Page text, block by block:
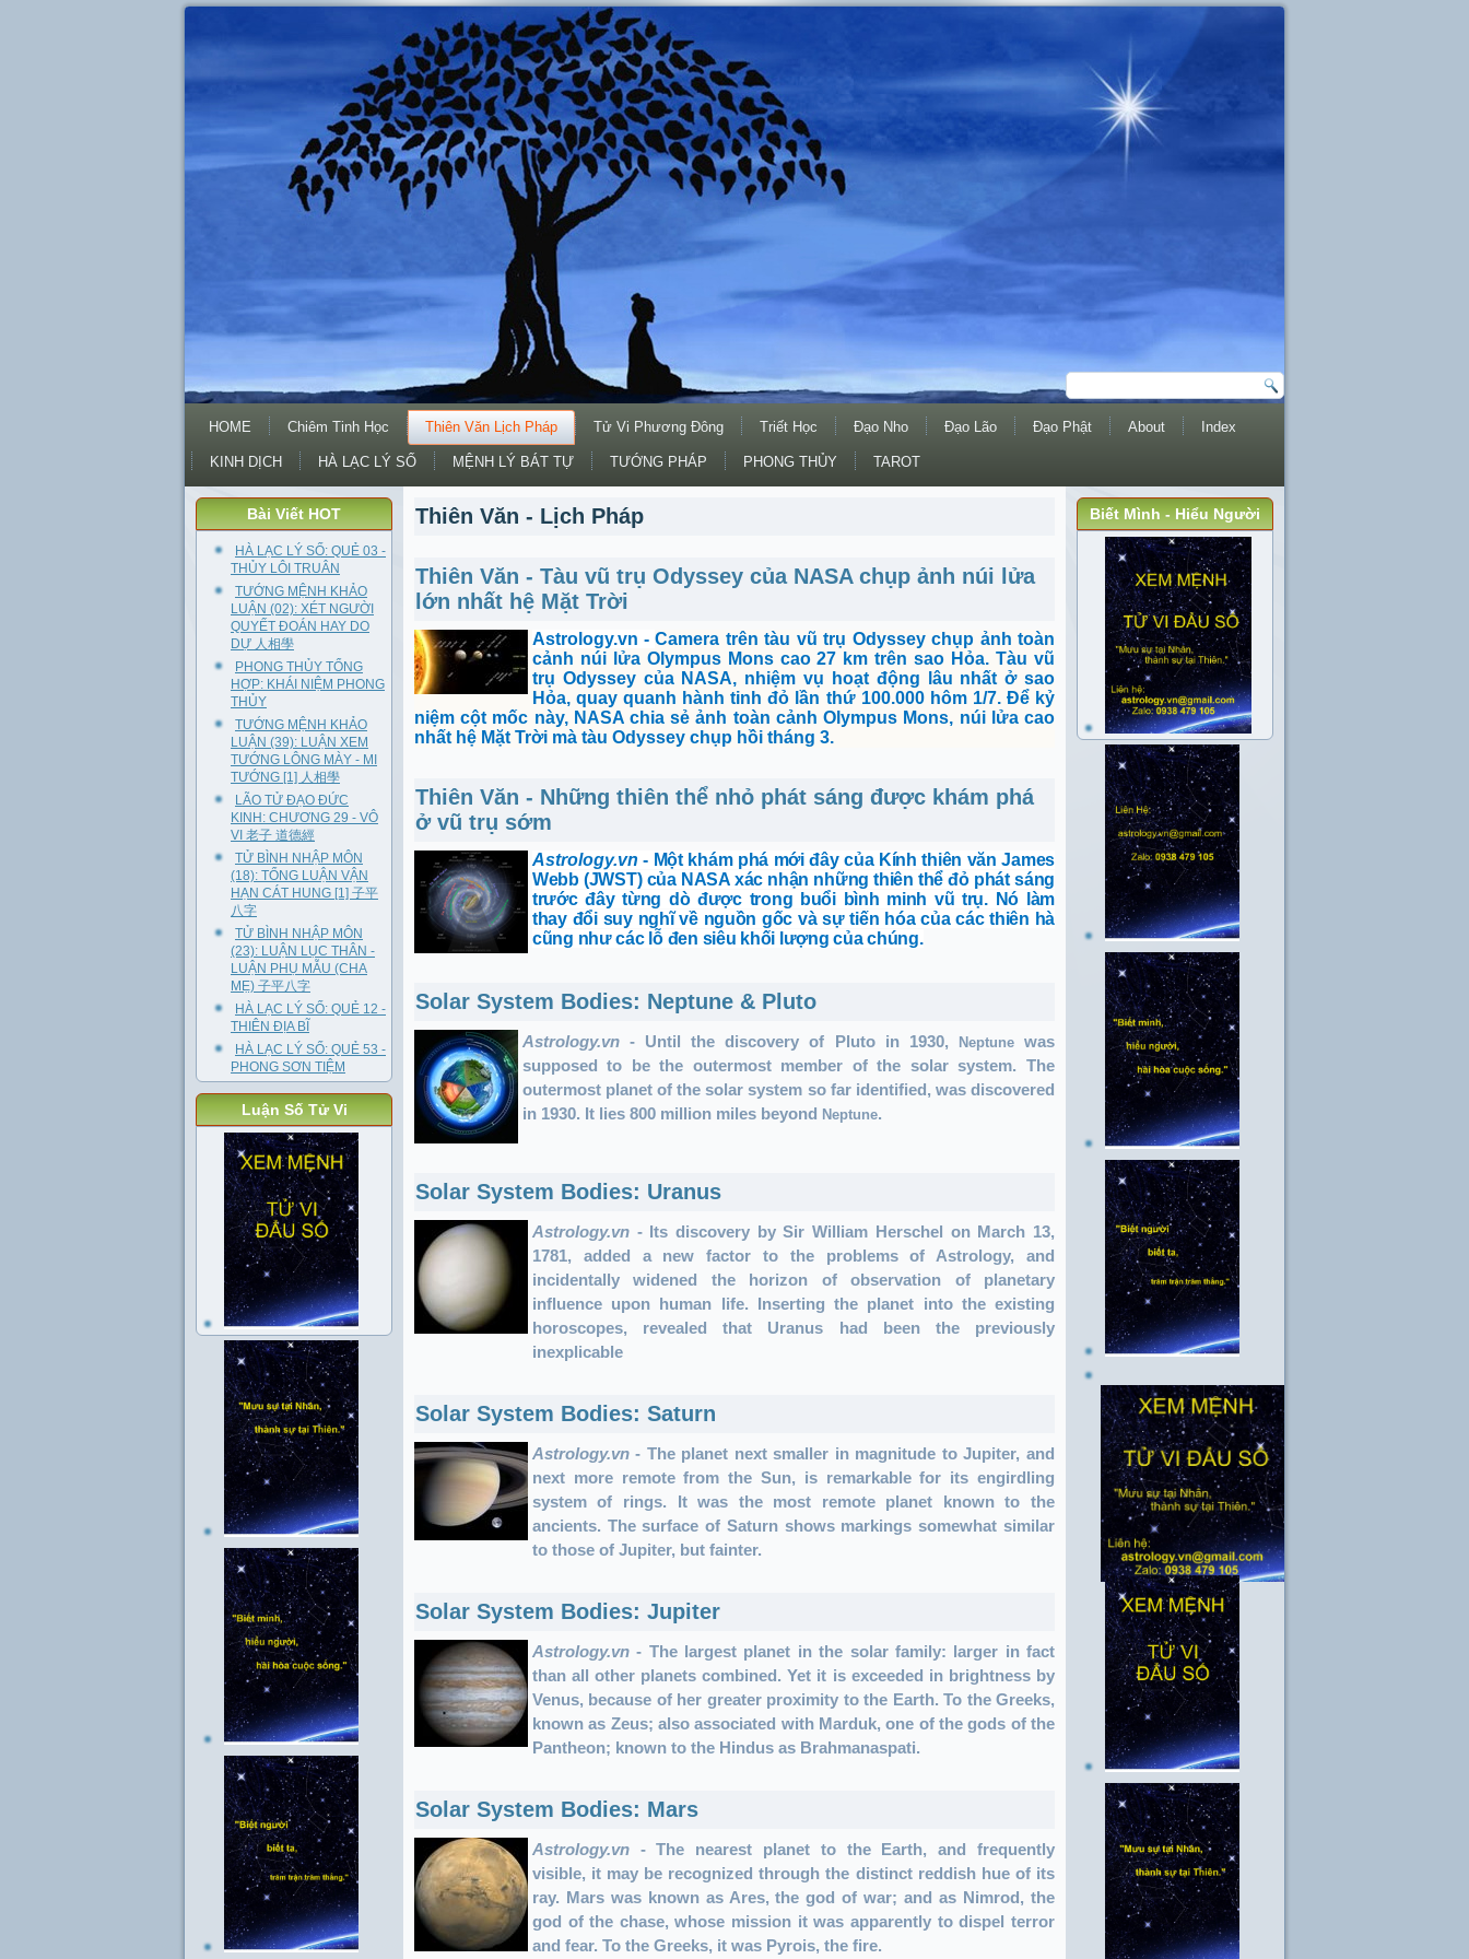
HOME Chiêm Tinh Học Thiên Văn Lịch Pháp Tử Vi Phương Đông Triết Học Đạo Nho Đạo Lão Đạo Phật About Index
KINH DỊCH HÀ LẠC LÝ SỐ MỆNH LÝ BÁT TỰ TƯỚNG PHÁP PHONG THỦY TAROT
Bài Viết HOT
HÀ LẠC LÝ SỐ: QUẺ 03 -
THỦY LÔI TRUÂN
TƯỚNG MỆNH KHẢO
LUẬN (02): XÉT NGƯỜI
QUYẾT ĐOÁN HAY DO
DỰ 人相學
PHONG THỦY TỔNG
HỢP: KHÁI NIỆM PHONG
THỦY
TƯỚNG MỆNH KHẢO
LUẬN (39): LUẬN XEM
TƯỚNG LÔNG MÀY - MI
TƯỚNG [1] 人相學
LÃO TỬ ĐẠO ĐỨC
KINH: CHƯƠNG 29 - VÔ
VI 老子 道德經
TỬ BÌNH NHẬP MÔN
(18): TỔNG LUẬN VẬN
HẠN CÁT HUNG [1] 子平
八字
TỬ BÌNH NHẬP MÔN
(23): LUẬN LỤC THÂN -
LUẬN PHỤ MẪU (CHA
MẸ) 子平八字
HÀ LẠC LÝ SỐ: QUẺ 12 -
THIÊN ĐỊA BĨ
HÀ LẠC LÝ SỐ: QUẺ 53 -
PHONG SƠN TIỆM
Luận Số Tử Vi
Thiên Văn - Lịch Pháp
Thiên Văn - Tàu vũ trụ Odyssey của NASA chụp ảnh núi lửa
lớn nhất hệ Mặt Trời
Astrology.vn -Camera trên tàu vũ trụ Odyssey chụp ảnh toàn
cảnh núi lửa Olympus Mons cao 27 km trên sao Hỏa.Tàu vũ
trụ Odyssey của NASA, nhiệm vụ hoạt động lâu nhất ở sao
Hỏa, quay quanh hành tinh đỏ lần thứ 100.000 hôm 1/7. Để kỷ
niệm cột mốc này, NASA chia sẻ ảnh toàn cảnh Olympus Mons, núi lửa cao
nhất hệ Mặt Trời mà tàu Odyssey chụp hồi tháng 3.
Thiên Văn - Những thiên thể nhỏ phát sáng được khám phá
ở vũ trụ sớm
Astrology.vn - Một khám phá mới đây của Kính thiên văn James
Webb (JWST) của NASA xác nhận những thiên thể đỏ phát sáng
trước đây từng dò được trong buổi bình minh vũ trụ. Nó làm
thay đổi suy nghĩ về nguồn gốc và sự tiến hóa của các thiên hà
cũng như các lỗ đen siêu khối lượng của chúng.
Solar System Bodies: Neptune & Pluto
Astrology.vn- Until the discovery of Pluto in 1930, Neptunewas
supposed to be the outermost member of the solar system. The
outermost planet of the solar system so far identified, was discovered
in 1930. It lies 800 million miles beyond Neptune.
Solar System Bodies: Uranus
Astrology.vn- Its discovery by Sir William Herschel on March 13,
1781, added a new factor to the problems of Astrology, and
incidentally widened the horizon of observation of planetary
influence upon human life. Inserting the planet into the existing
horoscopes, revealed that Uranus had been the previously
inexplicable
Solar System Bodies: Saturn
Astrology.vn- The planet next smaller in magnitude to Jupiter, and
next more remote from the Sun, is remarkable for its engirdling
system of rings. It was the most remote planet known to the
ancients. The surface of Saturn shows markings somewhat similar
to those of Jupiter, but fainter.
Solar System Bodies: Jupiter
Astrology.vn- The largest planet in the solar family: larger in fact
than all other planets combined. Yet it is exceeded in brightness by
Venus, because of her greater proximity to the Earth. To the Greeks,
known as Zeus; also associated with Marduk, one of the gods of the
Pantheon; known to the Hindus as Brahmanaspati.
Solar System Bodies: Mars
Astrology.vn- The nearest planet to the Earth, and frequently
visible, it may be recognized through the distinct reddish hue of its
ray. Mars was known as Ares, the god of war; and as Nimrod, the
god of the chase, whose mission it was apparently to dispel terror
and fear. To the Greeks, it was Pyrois, the fire.
Biết Mình - Hiểu Người